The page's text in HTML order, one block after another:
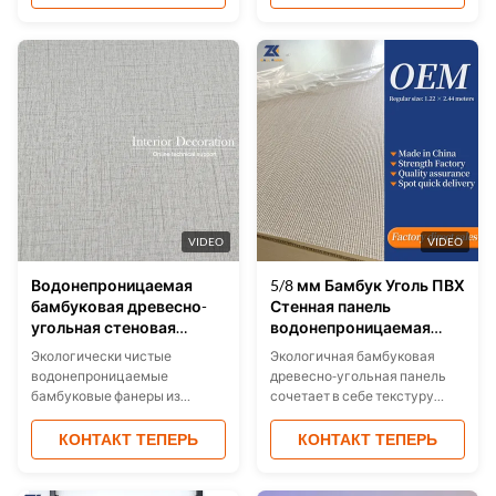
устойчивость и
идеально подходят для
отелей., офисы и дома.
пользовательские размеры и
цвета доступны, с
сертификацией ISO9001.
легкая установка и
экологически чистый дизайн.
Особенности:
огнестойкость,
звукопоглощение, защита от
плесени. Доступны размеры/
цвета на заказ. Идеально
подходят для гостиниц,
офисов и жилых помещений.
Экологически чистые, без
формальдегида, простая
установка.
VIDEO
Водонепроницаемая
бамбуковая древесно-
угольная стеновая
панель из шпона
1220x2440 мм
Экологически чистые
водонепроницаемые
бамбуковые фанеры из
древесного угля с
влагонепроницаемыми,
огнеупорными и
КОНТАКТ ТЕПЕРЬ
VIDEO
5/8 мм Бамбук Уголь ПВХ
Стенная панель
водонепроницаемая
Огнестойкая
Экологичная бамбуковая
древесно-угольная панель
сочетает в себе текстуру
ткани и естественную
эстетику для стильных
интерьеров.
КОНТАКТ ТЕПЕРЬ